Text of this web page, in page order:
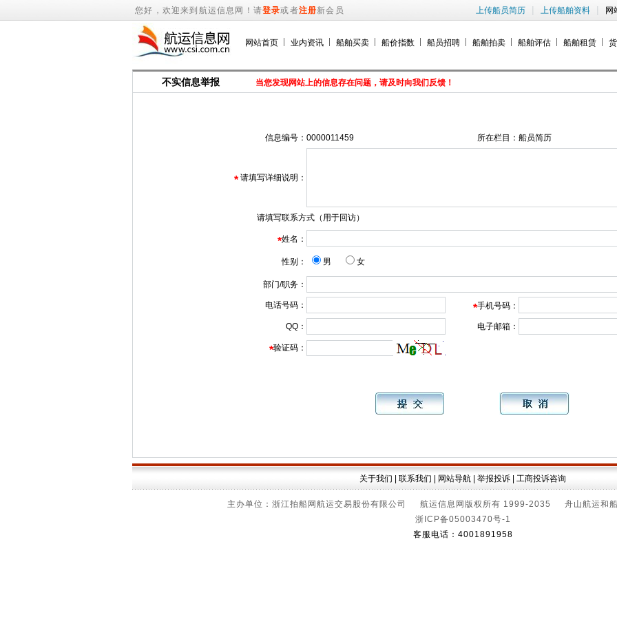
您好，欢迎来到航运信息网！请登录或者注册新会员 上传船员简历 | 上传船舶资料 | 网
网站首页 业内资讯 船舶买卖 船价指数 船员招聘 船舶拍卖 船舶评估 船舶租赁
不实信息举报 当您发现网站上的信息存在问题，请及时向我们反馈！
信息编号： 0000011459 所在栏目： 船员简历
* 请填写详细说明：
请填写联系方式（用于回访）
*姓名：
性别： 男 女
部门/职务：
电话号码： *手机号码：
QQ： 电子邮箱：
*验证码：
关于我们 联系我们 网站导航 举报投诉 工商投诉咨询
主办单位：浙江拍船网航运交易股份有限公司 航运信息网版权所有 1999-2035 舟山航运和船
浙ICP备05003470号-1
客服电话：4001891958